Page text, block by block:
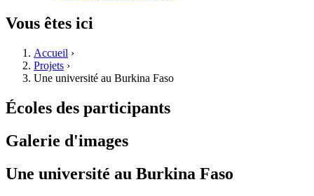
Vous êtes ici
Accueil ›
Projets ›
Une université au Burkina Faso
Écoles des participants
Galerie d'images
Une université au Burkina Faso